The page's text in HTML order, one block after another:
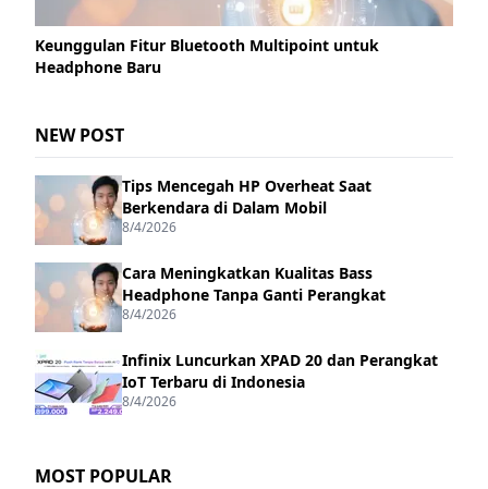
Keunggulan Fitur Bluetooth Multipoint untuk
Headphone Baru
NEW POST
Tips Mencegah HP Overheat Saat
Berkendara di Dalam Mobil
8/4/2026
Cara Meningkatkan Kualitas Bass
Headphone Tanpa Ganti Perangkat
8/4/2026
Infinix Luncurkan XPAD 20 dan Perangkat
IoT Terbaru di Indonesia
8/4/2026
MOST POPULAR